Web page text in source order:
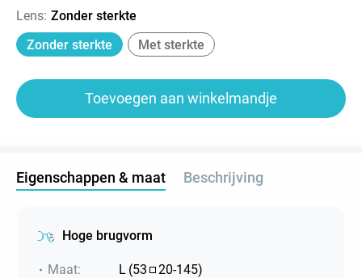
Lens: Zonder sterkte
Zonder sterkte
Met sterkte
Toevoegen aan winkelmandje
Eigenschappen & maat Beschrijving
Hoge brugvorm
Maat: L (53 20-145)